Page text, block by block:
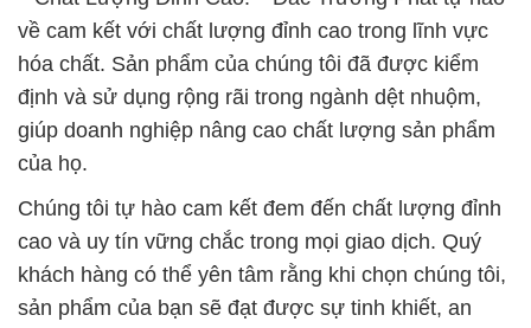
về cam kết với chất lượng đỉnh cao trong lĩnh vực
hóa chất. Sản phẩm của chúng tôi đã được kiểm
định và sử dụng rộng rãi trong ngành dệt nhuộm,
giúp doanh nghiệp nâng cao chất lượng sản phẩm
của họ.
Chúng tôi tự hào cam kết đem đến chất lượng đỉnh
cao và uy tín vững chắc trong mọi giao dịch. Quý
khách hàng có thể yên tâm rằng khi chọn chúng tôi,
sản phẩm của bạn sẽ đạt được sự tinh khiết, an